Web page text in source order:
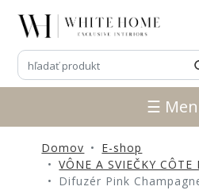
3D
NÁVRHY
NOVINKY
PRODUKTY
ZĽAVE
☰
Domov
E-shop
VÔNE A SVIEČKY CÔTE
Difuzér Pink